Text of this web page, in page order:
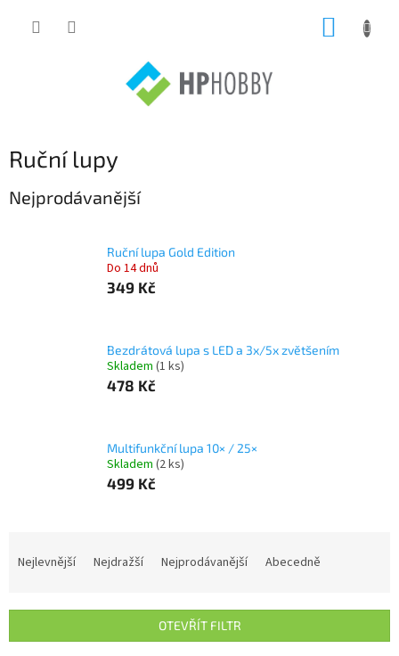
Ruční lupy
Nejprodávanější
Ruční lupa Gold Edition
Do 14 dnů
349 Kč
Bezdrátová lupa s LED a 3x/5x zvětšením
Skladem (1 ks)
478 Kč
Multifunkční lupa 10× / 25×
Skladem (2 ks)
499 Kč
í
Nejlevnější Nejdražší Nejprodávanější Abecedně
OTEVŘÍT FILTR